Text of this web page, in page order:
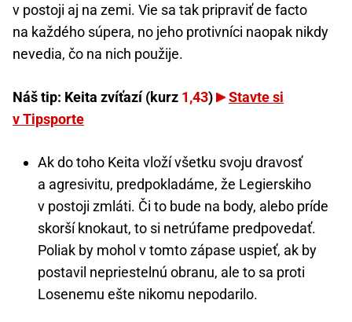
v postoji aj na zemi. Vie sa tak pripraviť de facto
na každého súpera, no jeho protivníci naopak nikdy
nevedia, čo na nich použije.
Náš tip: Keita zvíťazí (kurz 1,43)
Stavte si
v Tipsporte
Ak do toho Keita vloží všetku svoju dravosť
a agresivitu, predpokladáme, že Legierskiho
v postoji zmláti. Či to bude na body, alebo príde
skorší knokaut, to si netrúfame predpovedať.
Poliak by mohol v tomto zápase uspieť, ak by
postavil nepriestelnú obranu, ale to sa proti
Losenemu ešte nikomu nepodarilo.